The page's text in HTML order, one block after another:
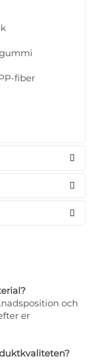
fiber
och
er